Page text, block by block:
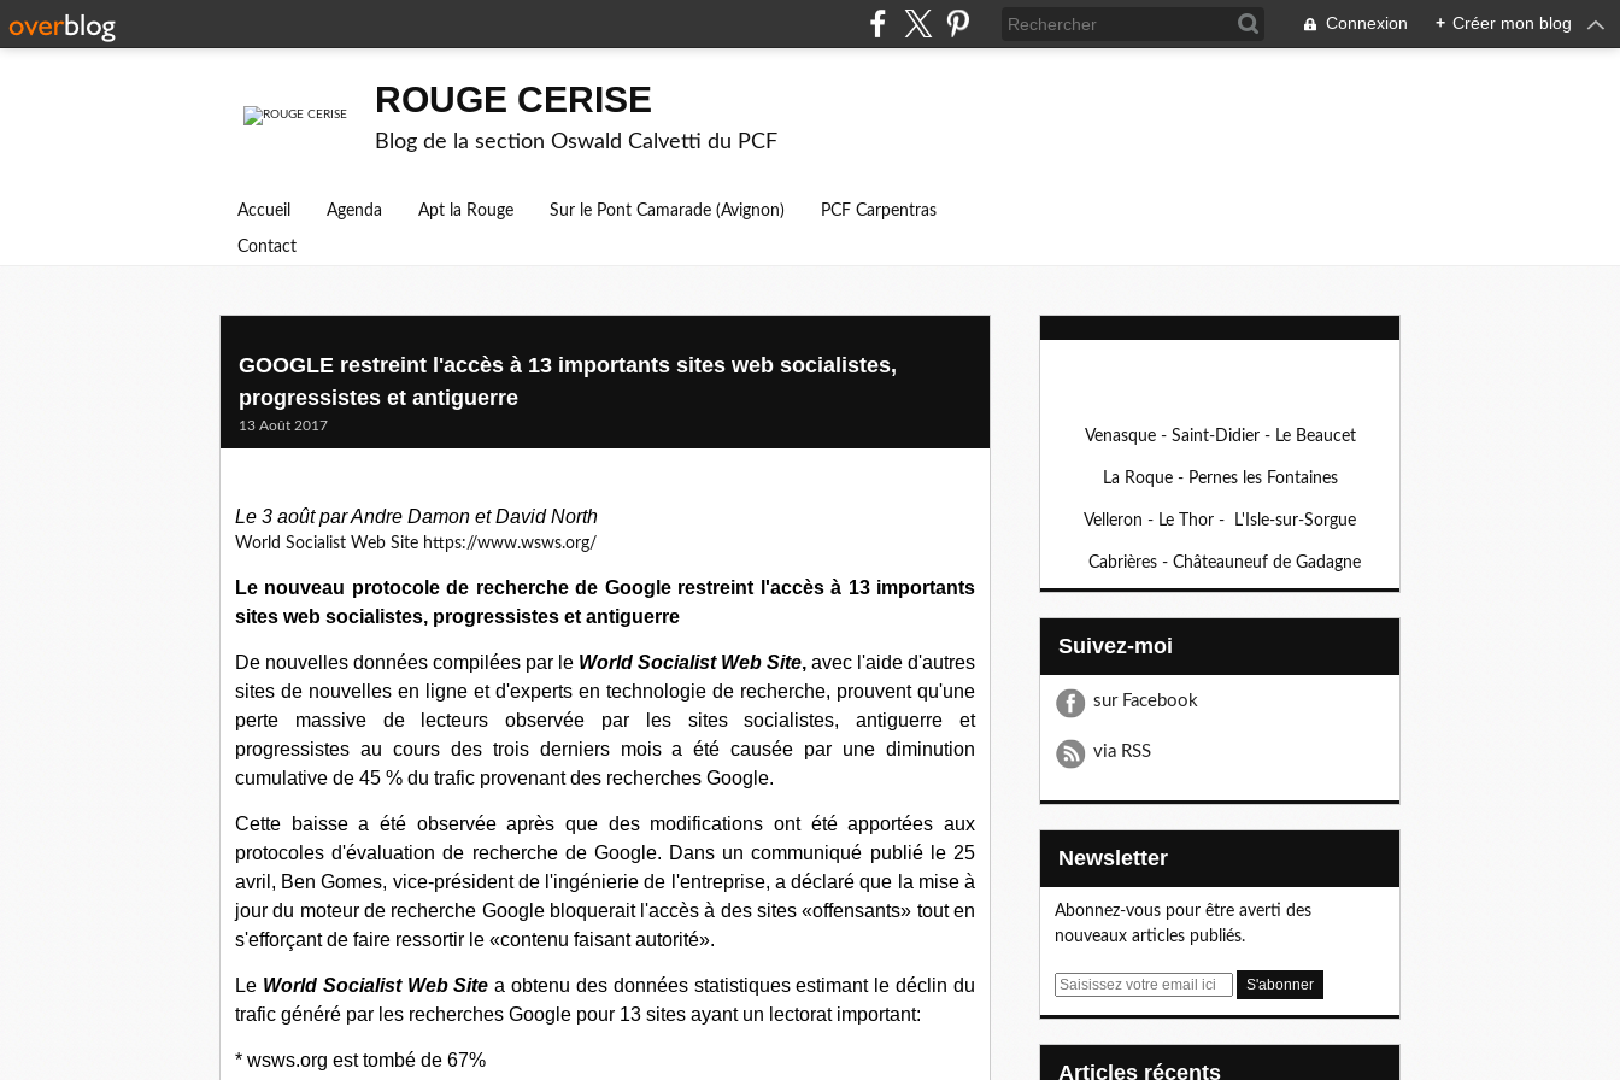
Connexion + Créer mon blog
ROUGE CERISE
Blog de la section Oswald Calvetti du PCF
Accueil Agenda Apt la Rouge Sur le Pont Camarade (Avignon) PCF Carpentras
Contact
GOOGLE restreint l'accès à 13 importants sites web socialistes,
progressistes et antiguerre
13 Août 2017
Le 3 août par Andre Damon et David North
World Socialist Web Site https://www.wsws.org/
Le nouveau protocole de recherche de Google restreint l'accès à 13 importants
sites web socialistes, progressistes et antiguerre
De nouvelles données compilées par le World Socialist Web Site, avec l'aide d'autres
sites de nouvelles en ligne et d'experts en technologie de recherche, prouvent qu'une
perte massive de lecteurs observée par les sites socialistes, antiguerre et
progressistes au cours des trois derniers mois a été causée par une diminution
cumulative de 45 % du trafic provenant des recherches Google.
Cette baisse a été observée après que des modifications ont été apportées aux
protocoles d'évaluation de recherche de Google. Dans un communiqué publié le 25
avril, Ben Gomes, vice-président de l'ingénierie de l'entreprise, a déclaré que la mise à
jour du moteur de recherche Google bloquerait l'accès à des sites «offensants» tout en
s'efforçant de faire ressortir le «contenu faisant autorité».
Le World Socialist Web Site a obtenu des données statistiques estimant le déclin du
trafic généré par les recherches Google pour 13 sites ayant un lectorat important:
* wsws.org est tombé de 67%
Venasque - Saint-Didier - Le Beaucet
La Roque - Pernes les Fontaines
Velleron - Le Thor - L'Isle-sur-Sorgue
Cabrières - Châteauneuf de Gadagne
Suivez-moi
sur Facebook
via RSS
Newsletter
Abonnez-vous pour être averti des
nouveaux articles publiés.
E
articles récents